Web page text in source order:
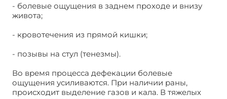
- болевые ощущения в заднем проходе и внизу
живота;
- кровотечения из прямой кишки;
- позывы на стул (тенезмы).
Во время процесса дефекации болевые
ощущения усиливаются. При наличии раны,
происходит выделение газов и кала. В тяжелых